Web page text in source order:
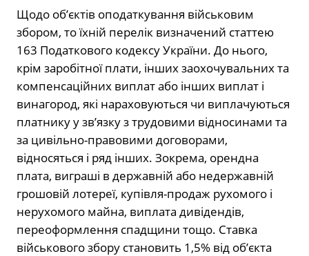
Щодо об’єктів оподаткування військовим
збором, то їхній перелік визначений статтею
163 Податкового кодексу України. До нього,
крім заробітної плати, інших заохочувальних та
компенсаційних виплат або інших виплат і
винагород, які нараховуються чи виплачуються
платнику у зв’язку з трудовими відносинами та
за цивільно-правовими договорами,
відносяться і ряд інших. Зокрема, орендна
плата, виграші в державній або недержавній
грошовій лотереї, купівля-продаж рухомого і
нерухомого майна, виплата дивідендів,
переоформлення спадщини тощо. Ставка
військового збору становить 1,5% від об’єкта